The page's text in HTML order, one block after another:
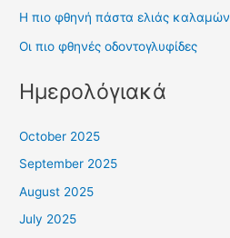
Η πιο φθηνή πάστα ελιάς καλαμών
Οι πιο φθηνές οδοντογλυφίδες
Ημερολόγιακά
October 2025
September 2025
August 2025
July 2025